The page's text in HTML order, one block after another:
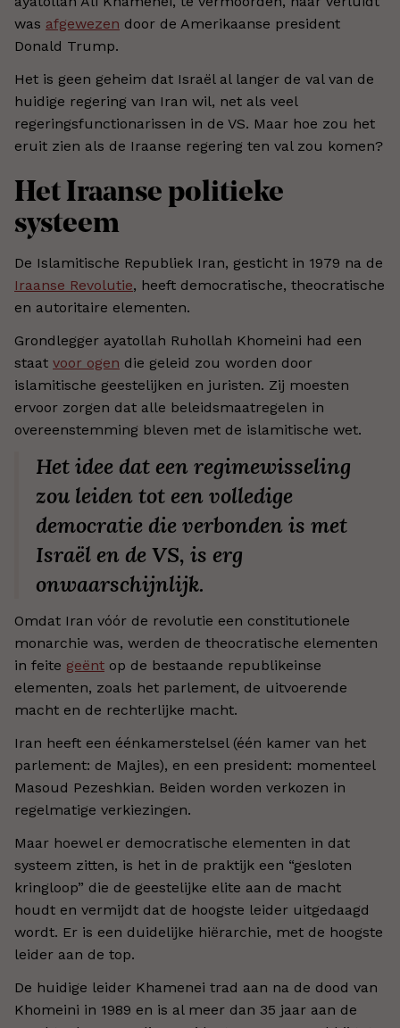
was afgewezen door de Amerikaanse president
Donald Trump.
Het is geen geheim dat Israël al langer de val van de
huidige regering van Iran wil, net als veel
regeringsfunctionarissen in de VS. Maar hoe zou het
eruit zien als de Iraanse regering ten val zou komen?
Het Iraanse politieke
systeem
De Islamitische Republiek Iran, gesticht in 1979 na de
Iraanse Revolutie, heeft democratische, theocratische
en autoritaire elementen.
Grondlegger ayatollah Ruhollah Khomeini had een
staat voor ogen die geleid zou worden door
islamitische geestelijken en juristen. Zij moesten
ervoor zorgen dat alle beleidsmaatregelen in
overeenstemming bleven met de islamitische wet.
Het idee dat een regimewisseling
zou leiden tot een volledige
democratie die verbonden is met
Israël en de VS, is erg
onwaarschijnlijk.
Omdat Iran vóór de revolutie een constitutionele
monarchie was, werden de theocratische elementen
in feite geënt op de bestaande republikeinse
elementen, zoals het parlement, de uitvoerende
macht en de rechterlijke macht.
Iran heeft een éénkamerstelsel (één kamer van het
parlement: de Majles), en een president: momenteel
Masoud Pezeshkian. Beiden worden verkozen in
regelmatige verkiezingen.
Maar hoewel er democratische elementen in dat
systeem zitten, is het in de praktijk een “gesloten
kringloop” die de geestelijke elite aan de macht
houdt en vermijdt dat de hoogste leider uitgedaagd
wordt. Er is een duidelijke hiërarchie, met de hoogste
leider aan de top.
De huidige leider Khamenei trad aan na de dood van
Khomeini in 1989 en is al meer dan 35 jaar aan de